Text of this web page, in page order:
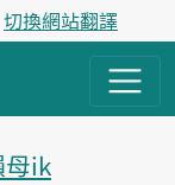
切換網站翻譯
母ik